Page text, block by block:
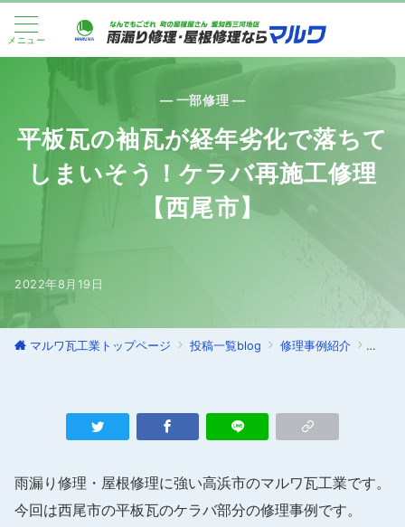
メニュー
— 一部修理 —
平板瓦の袖瓦が経年劣化で落ちて
しまいそう！ケラバ再施工修理
【西尾市】
2022年8月19日
マルワ瓦工業トップページ 投稿一覧blog 修理事例紹介 一部
雨漏り修理・屋根修理に強い高浜市のマルワ瓦工業です。
今回は西尾市の平板瓦のケラバ部分の修理事例です。